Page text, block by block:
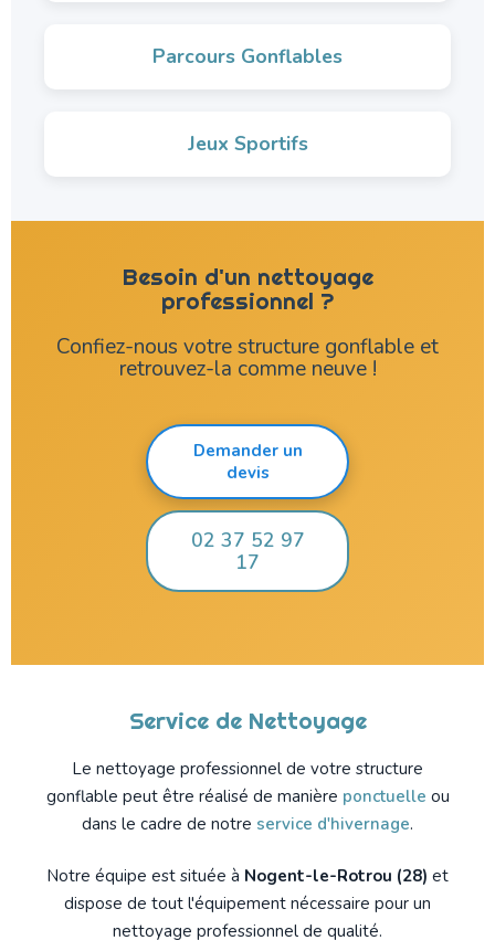
Parcours Gonflables
Jeux Sportifs
Besoin d'un nettoyage
professionnel ?
Confiez-nous votre structure gonflable et
retrouvez-la comme neuve !
Demander un
devis
02 37 52 97
17
Service de Nettoyage
Le nettoyage professionnel de votre structure
gonflable peut être réalisé de manière ponctuelle ou
dans le cadre de notre service d'hivernage.
Notre équipe est située à Nogent-le-Rotrou (28) et
dispose de tout l'équipement nécessaire pour un
nettoyage professionnel de qualité.